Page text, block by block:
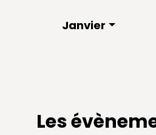
Janvier
Les